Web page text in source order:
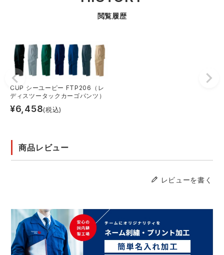
閲覧履歴
CUP シーユーピー FTP206（レ
ディスツータックカーゴパンツ）
¥6,458(税込)
商品レビュー
レビューを書く